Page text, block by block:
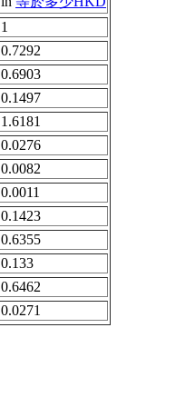
1
0.7292
0.6903
0.1497
1.6181
0.0276
0.0082
0.0011
0.1423
0.6355
0.133
0.6462
0.0271